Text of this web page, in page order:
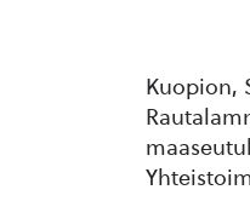
Kuopion,